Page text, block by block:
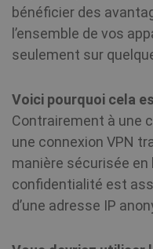
bénéficier des
l’ensemble de vos
seulement sur
Voici pourquoi cela
Contrairement à une
une connexion VPN
manière sécurisée
confidentialité est
d’une adresse IP